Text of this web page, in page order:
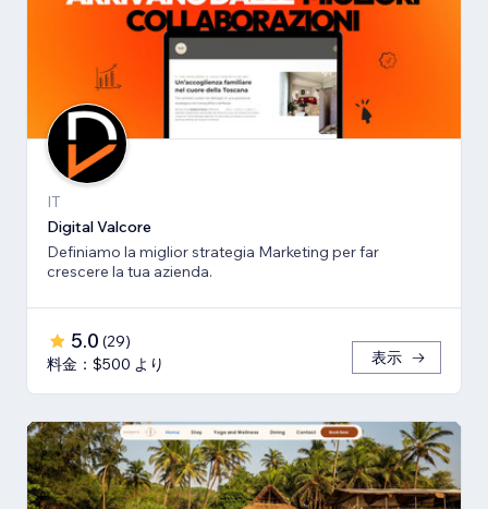
IT
Digital Valcore
Definiamo la miglior strategia Marketing per far
crescere la tua azienda.
5.0 (29)
料金：$500 より
表示